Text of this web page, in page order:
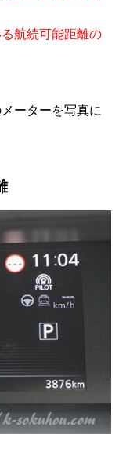
航続可能距離の
ーターを写真に